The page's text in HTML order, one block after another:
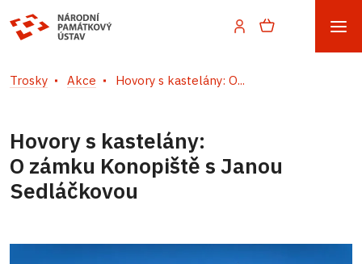
Trosky Akce Hovory s kastelány: O...
Hovory s kastelány:
O zámku Konopiště s Janou
Sedláčkovou